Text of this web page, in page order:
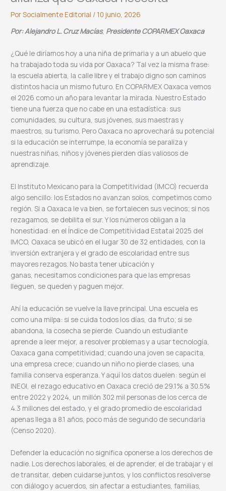
PorSocialmente Editorial / 10 junio, 2026
Por: Alejandro L. Cruz Macías, Presidente COPARMEX Oaxaca
¿Qué le diríamos hoy a una niña de primaria y a un abuelo que
ha trabajado toda su vida por Oaxaca? Tal vez la misma frase:
la escuela abierta, la calle libre y el trabajo digno son caminos
distintos hacia un mismo futuro. En COPARMEX Oaxaca vemos
el 2026 como un año para levantar la mirada. Nuestro Estado
tiene una fuerza que no cabe en una estadística: sus
comunidades, su cultura, sus jóvenes, sus maestras y
maestros, su turismo. Pero Oaxaca no aprovechará su potencial
si la educación se interrumpe, la economía se paraliza y
nuestras niñas, niños y jóvenes pierden días valiosos de
aprendizaje.
El Instituto Mexicano para la Competitividad (IMCO) recuerda
algo sencillo: los Estados no avanzan solos, competimos como
región. Si a Oaxaca le va bien, se fortalecen sus vecinos; si nos
rezagamos, se debilita el sur. Y los números obligan a la
honestidad: en el Índice de Competitividad Estatal 2025 del
IMCO, Oaxaca se ubicó en el lugar 30 de 32 entidades, con la
inversión extranjera y el grado de escolaridad entre sus
mayores rezagos. No basta tener ubicación y
ganas, necesitamos condiciones para que las empresas
lleguen, se queden y paguen mejor.
Ahí la educación se vuelve la llave principal. Una escuela es
como una milpa: si se cuida todos los días, da fruto; si se
abandona, la cosecha se pierde. Cuando un estudiante
aprende a leer mejor, a resolver problemas y a usar tecnología,
Oaxaca gana competitividad; cuando una joven se capacita,
una empresa crece; cuando un niño no pierde clases, una
familia conserva esperanza. Y aquí los datos duelen: según el
INEGI, el rezago educativo en Oaxaca creció de 29.1% a 30.5%
entre 2022 y 2024, un millón 302 mil personas de los cerca de
4.3 millones del estado, y el grado promedio de escolaridad
apenas llega a 8.1 años, poco más de segundo de secundaria
(Censo 2020).
Defender la educación no significa oponerse a los derechos de
nadie. Los derechos laborales, el de aprender, el de trabajar y el
de transitar, deben cuidarse juntos, y los conflictos resolverse
con diálogo y acuerdos, sin afectar a estudiantes, familias,